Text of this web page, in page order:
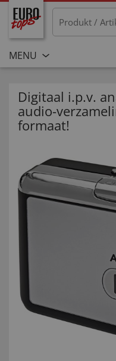
MENU
Digitaal i.p.v.
audio-
formaat!